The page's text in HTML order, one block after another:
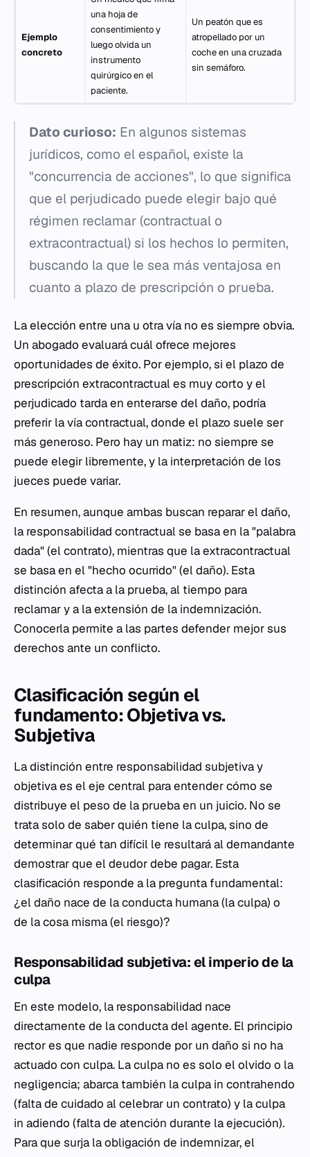
Ejemplo
concreto
una hoja de
consentimiento y
luego olvida un
instrumento
quirúrgico en el
paciente.
Un peatón que es
atropellado por un
coche en una cruzada
sin semáforo.
Dato curioso: En algunos sistemas
jurídicos, como el español, existe la
"concurrencia de acciones", lo que significa
que el perjudicado puede elegir bajo qué
régimen reclamar (contractual o
extracontractual) si los hechos lo permiten,
buscando la que le sea más ventajosa en
cuanto a plazo de prescripción o prueba.
La elección entre una u otra vía no es siempre obvia.
Un abogado evaluará cuál ofrece mejores
oportunidades de éxito. Por ejemplo, si el plazo de
prescripción extracontractual es muy corto y el
perjudicado tarda en enterarse del daño, podría
preferir la vía contractual, donde el plazo suele ser
más generoso. Pero hay un matiz: no siempre se
puede elegir libremente, y la interpretación de los
jueces puede variar.
En resumen, aunque ambas buscan reparar el daño,
la responsabilidad contractual se basa en la "palabra
dada" (el contrato), mientras que la extracontractual
se basa en el "hecho ocurrido" (el daño). Esta
distinción afecta a la prueba, al tiempo para
reclamar y a la extensión de la indemnización.
Conocerla permite a las partes defender mejor sus
derechos ante un conflicto.
Clasificación según el
fundamento: Objetiva vs.
Subjetiva
La distinción entre responsabilidad subjetiva y
objetiva es el eje central para entender cómo se
distribuye el peso de la prueba en un juicio. No se
trata solo de saber quién tiene la culpa, sino de
determinar qué tan difícil le resultará al demandante
demostrar que el deudor debe pagar. Esta
clasificación responde a la pregunta fundamental:
¿el daño nace de la conducta humana (la culpa) o
de la cosa misma (el riesgo)?
Responsabilidad subjetiva: el imperio de la
culpa
En este modelo, la responsabilidad nace
directamente de la conducta del agente. El principio
rector es que nadie responde por un daño si no ha
actuado con culpa. La culpa no es solo el olvido o la
negligencia; abarca también laculpa in contrahendo
(falta de cuidado al celebrar un contrato) y laculpa
in adiendo (falta de atención durante la ejecución).
Para que surja la obligación de indemnizar, el